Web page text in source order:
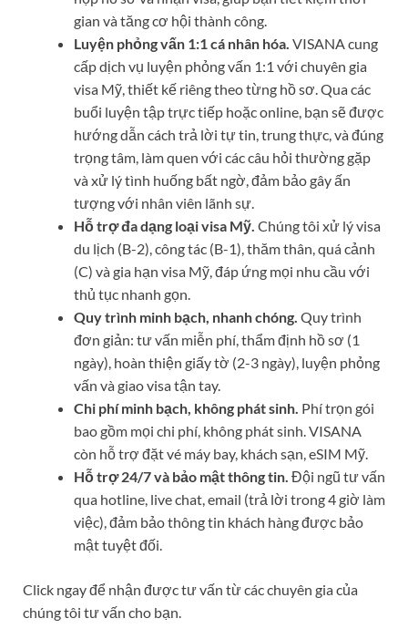
gian và tăng cơ hội thành công.
Luyện phỏng vấn 1:1 cá nhân hóa. VISANA cung
cấp dịch vụ luyện phỏng vấn 1:1 với chuyên gia
visa Mỹ, thiết kế riêng theo từng hồ sơ. Qua các
buổi luyện tập trực tiếp hoặc online, bạn sẽ được
hướng dẫn cách trả lời tự tin, trung thực, và đúng
trọng tâm, làm quen với các câu hỏi thường gặp
và xử lý tình huống bất ngờ, đảm bảo gây ấn
tượng với nhân viên lãnh sự.
Hỗ trợ đa dạng loại visa Mỹ. Chúng tôi xử lý visa
du lịch (B-2), công tác (B-1), thăm thân, quá cảnh
(C) và gia hạn visa Mỹ, đáp ứng mọi nhu cầu với
thủ tục nhanh gọn.
Quy trình minh bạch, nhanh chóng. Quy trình
đơn giản: tư vấn miễn phí, thẩm định hồ sơ (1
ngày), hoàn thiện giấy tờ (2-3 ngày), luyện phỏng
vấn và giao visa tận tay.
Chi phí minh bạch, không phát sinh. Phí trọn gói
bao gồm mọi chi phí, không phát sinh. VISANA
còn hỗ trợ đặt vé máy bay, khách sạn, eSIM Mỹ.
Hỗ trợ 24/7 và bảo mật thông tin. Đội ngũ tư vấn
qua hotline, live chat, email (trả lời trong 4 giờ làm
việc), đảm bảo thông tin khách hàng được bảo
mật tuyệt đối.
Click ngay để nhận được tư vấn từ các chuyên gia của
chúng tôi tư vấn cho bạn.